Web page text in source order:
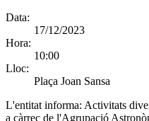
Data:
17/12/2023
Hora:
10:00
Lloc:
Plaça Joan Sansa
L'entitat informa: Activitats
a càrrec de l'Agrupació